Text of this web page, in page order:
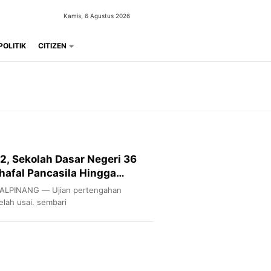
Kamis, 6 Agustus 2026
CITIZEN
Sekolah Dasar Negeri 36
Pancasila Hingga
— Ujian pertengahan
usai. sembari